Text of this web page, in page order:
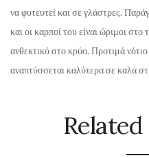
να φυτευτεί και σε γλάστρες.
και οι καρποί του είναι ώριμοι
ανθεκτικό στο κρύο. Προτιμά
αναπτύσσεται καλύτερα σε καλά